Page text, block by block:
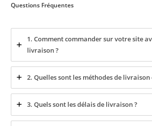
Questions Fréquentes
1. Comment commander sur votre site
livraison ?
2. Quelles sont les méthodes de
3. Quels sont les délais de livraison ?